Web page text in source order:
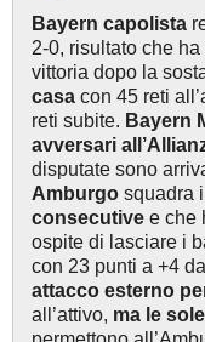
Bayern capolista
2-0, risultato che
vittoria dopo la
casa con 45 reti
reti subite. Bayern
avversari
disputate sono
Amburgo squadra
consecutive e che
ospite di lasciare i
con 23 punti a +4
attacco esterno
all’attivo, ma le